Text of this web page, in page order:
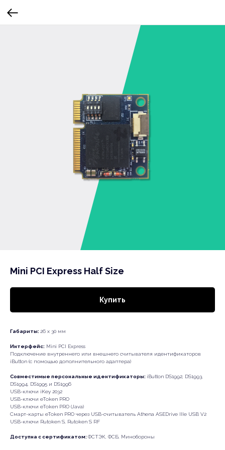
Mini PCI Express Half Size
Купить
Габариты: 26 x 30 мм
Интерфейс: Mini PCI Express
Подключение внутреннего или внешнего считывателя идентификаторов
iButton (с помощью дополнительного адаптера)
Совместимые персональные идентификаторы: iButton DS1992, DS1993,
DS1994, DS1995 и DS1996
USB-ключи iKey 2032
USB-ключи eToken PRO
USB-ключи eToken PRO (Java)
Cмарт-карты eToken PRO через USB-считыватель Athena ASEDrive IIIe USB V2
USB-ключи Rutoken S, Rutoken S RF
Доступна с сертификатом:ФСТЭК, ФСБ, Минобороны